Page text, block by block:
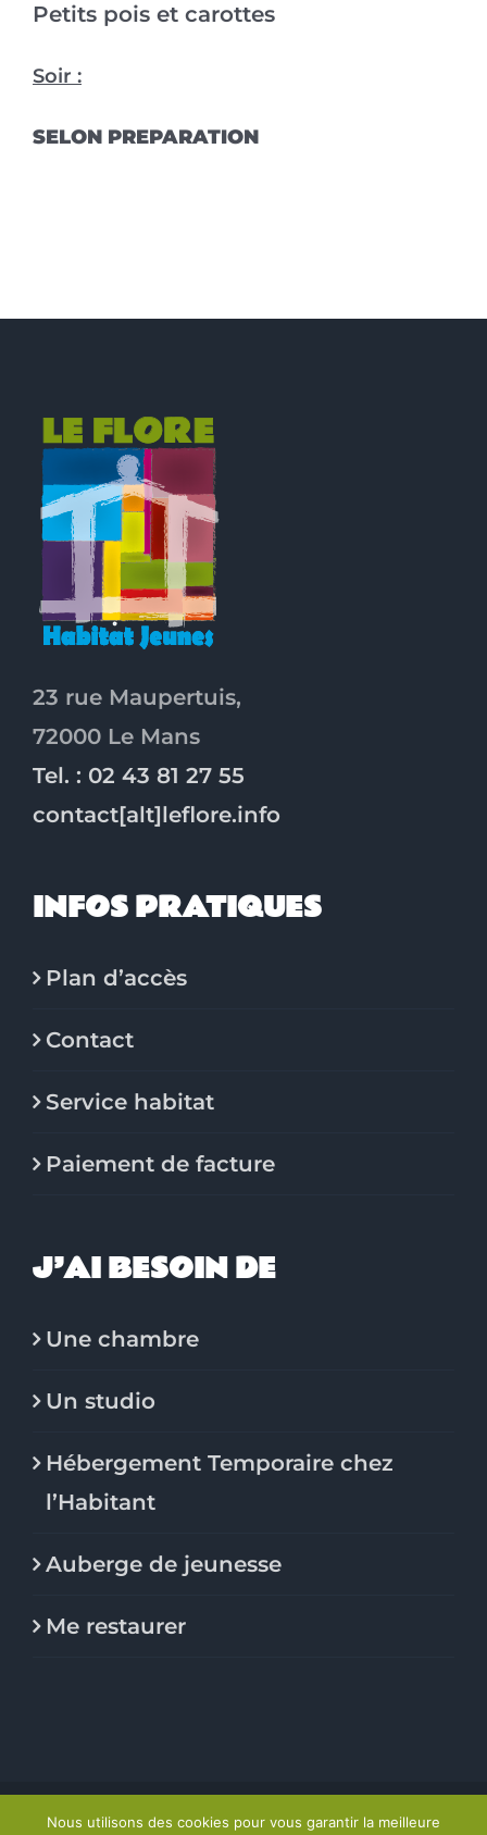
Petits pois et carottes
Soir :
SELON PREPARATION
23 rue Maupertuis,
72000 Le Mans
Tel. : 02 43 81 27 55
contact[alt]leflore.info
INFOS PRATIQUES
Plan d’accès
Contact
Service habitat
Paiement de facture
J’AI BESOIN DE
Une chambre
Un studio
Hébergement Temporaire chez
l’Habitant
Auberge de jeunesse
Me restaurer
© Le Flore, habitat jeunes |Mention légales & Politique
Nous utilisons des cookies pour vous garantir la meilleure